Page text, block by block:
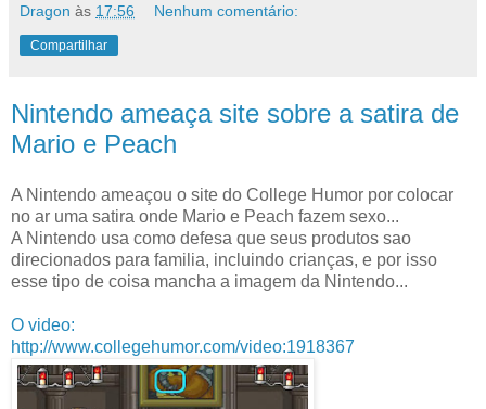
Dragon às 17:56 Nenhum comentário:
Compartilhar
Nintendo ameaça site sobre a satira de
Mario e Peach
A Nintendo ameaçou o site do College Humor por colocar
no ar uma satira onde Mario e Peach fazem sexo...
A Nintendo usa como defesa que seus produtos sao
direcionados para familia, incluindo crianças, e por isso
esse tipo de coisa mancha a imagem da Nintendo...
O video:
http://www.collegehumor.com/video:1918367